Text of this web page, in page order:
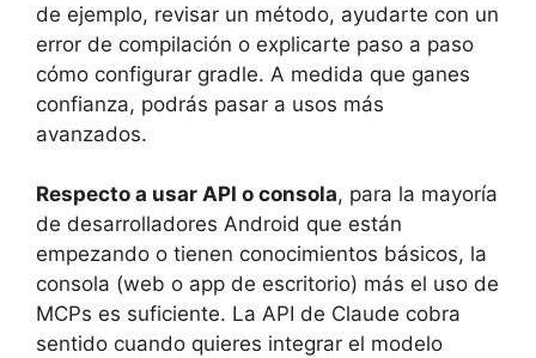
de ejemplo, revisar un método, ayudarte con un
error de compilación o explicarte paso a paso
cómo configurar gradle. A medida que ganes
confianza, podrás pasar a usos más
avanzados.
Respecto a usar API o consola, para la mayoría
de desarrolladores Android que están
empezando o tienen conocimientos básicos, la
consola (web o app de escritorio) más el uso de
MCPs es suficiente. La API de Claude cobra
sentido cuando quieres integrar el modelo